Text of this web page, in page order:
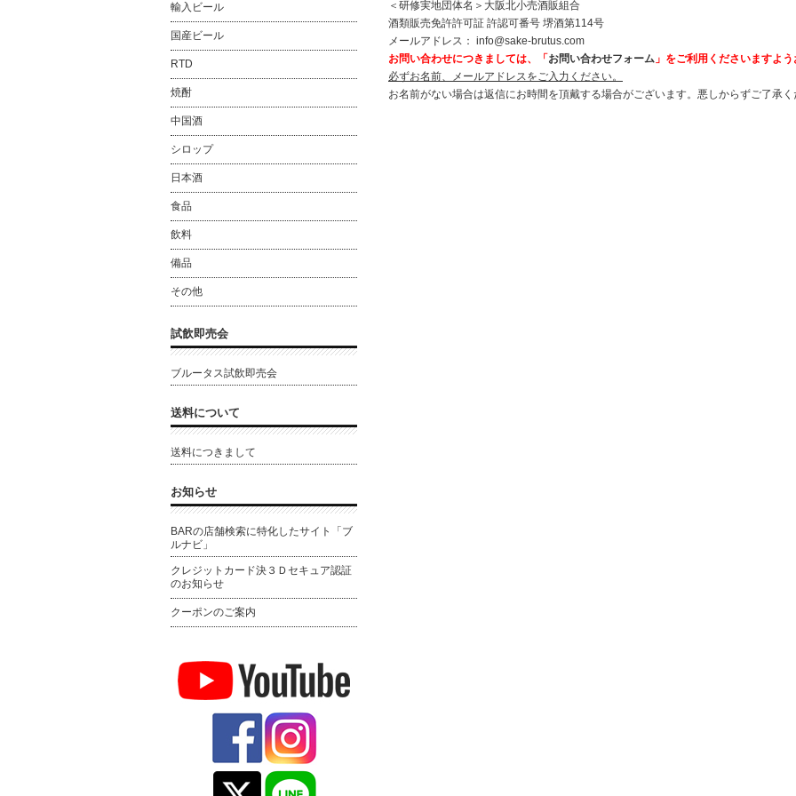
＜研修実地団体名＞大阪北小売酒販組合
酒類販売免許許可証 許認可番号 堺酒第114号
メールアドレス： info@sake-brutus.com
お問い合わせにつきましては、「お問い合わせフォーム 」をご利用くださいますよう
必ずお名前、メールアドレスをご入力ください。
お名前がない場合は返信にお時間を頂戴する場合がございます。悪しからずご了承く
輸入ビール
国産ビール
RTD
焼酎
中国酒
シロップ
日本酒
食品
飲料
備品
その他
試飲即売会
ブルータス試飲即売会
送料について
送料につきまして
お知らせ
BARの店舗検索に特化したサイト「ブ
ルナビ」
クレジットカード決３Ｄセキュア認証
のお知らせ
クーポンのご案内